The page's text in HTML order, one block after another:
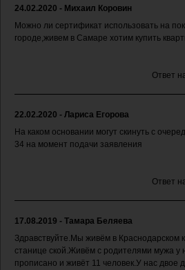
24.02.2020 - Михаил Коровин
Можно ли сертификат использовать на
городе,живем в Самаре хотим купить
Ответ
22.02.2020 - Лариса Егорова
На каком основании могут скинуть с
34 на момент подачи заявления
Ответ
17.08.2019 - Тамара Беляева
Здравствуйте.Мы живём в Краснодарском
станице ской.Живём с родителями мужа у
прописано и живёт 11 человек.У нас двое